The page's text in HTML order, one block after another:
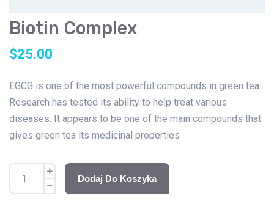
Biotin Complex
$25.00
EGCG is one of the most powerful compounds in green tea.
Research has tested its ability to help treat various
diseases. It appears to be one of the main compounds that
gives green tea its medicinal properties
Dodaj Do Koszyka